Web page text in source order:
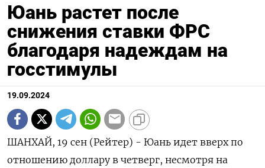
Юань растет после
снижения ставки ФРС
благодаря надеждам на
госстимулы
19.09.2024
ШАНХАЙ, 19 сен (Рейтер) - Юань идет вверх по
отношению доллару в четверг, несмотря на